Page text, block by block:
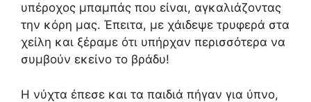
υπέροχος μπαμπάς που είναι, αγκαλιάζοντας
την κόρη μας. Έπειτα, με χάιδεψε τρυφερά στα
χείλη και ξέραμε ότι υπήρχαν περισσότερα να
συμβούν εκείνο το βράδυ!
Η νύχτα έπεσε και τα παιδιά πήγαν για ύπνο,